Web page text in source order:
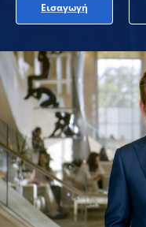
Εισαγωγή